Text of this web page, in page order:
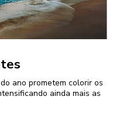
ano prometem colorir os
ainda mais as